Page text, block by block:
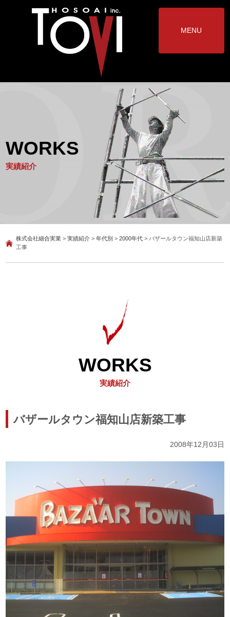
MENU
WORKS
実績紹介
株式会社細合実業 >実績紹介 >年代別 >2000年代 > バザールタウン福知山店新築
工事
WORKS
実績紹介
バザールタウン福知山店新築工事
2008年12月03日